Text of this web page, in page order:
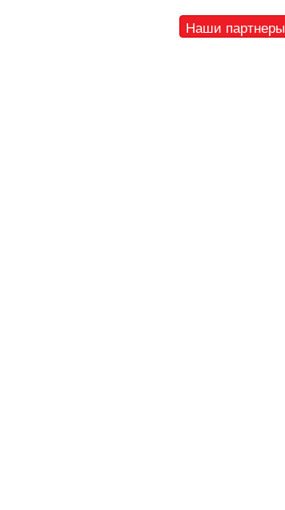
Наши партнеры